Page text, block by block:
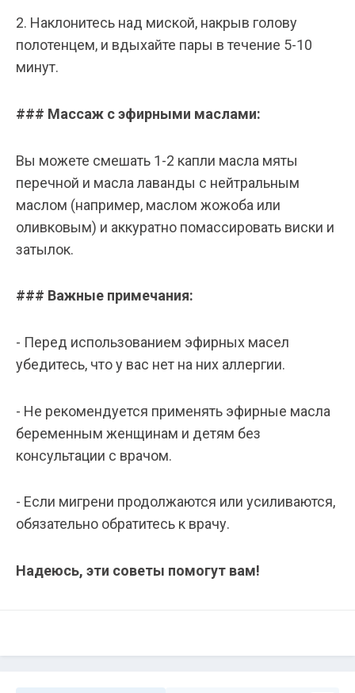
2. Наклонитесь над миской, накрыв голову
полотенцем, и вдыхайте пары в течение 5-10
минут.
### Массаж с эфирными маслами:
Вы можете смешать 1-2 капли масла мяты
перечной и масла лаванды с нейтральным
маслом (например, маслом жожоба или
оливковым) и аккуратно помассировать виски и
затылок.
### Важные примечания:
- Перед использованием эфирных масел
убедитесь, что у вас нет на них аллергии.
- Не рекомендуется применять эфирные масла
беременным женщинам и детям без
консультации с врачом.
- Если мигрени продолжаются или усиливаются,
обязательно обратитесь к врачу.
Надеюсь, эти советы помогут вам!